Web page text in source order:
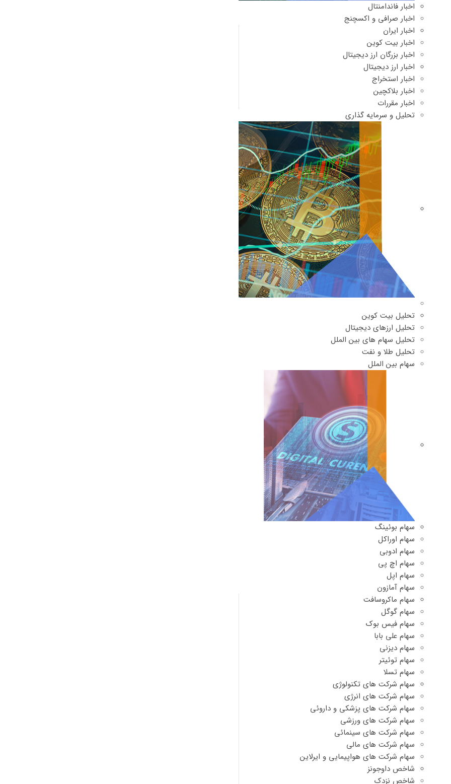
اخبار فاندامنتال
اخبار صرافی و اکسچنج
اخبار ایران
اخبار بیت کوین
اخبار بزرگان ارز دیجیتال
اخبار ارز دیجیتال
اخبار استخراج
اخبار بلاکچین
اخبار مقررات
تحلیل و سرمایه گذاری
تحلیل بیت کوین
تحلیل ارزهای دیجیتال
تحلیل سهام های بین الملل
تحلیل طلا و نفت
سهام بین الملل
سهام بوئینگ
سهام اوراکل
سهام ادوبی
سهام اچ پی
سهام اپل
سهام آمازون
سهام ماکروسافت
سهام گوگل
سهام فیس بوک
سهام علی بابا
سهام دیزنی
سهام توئیتر
سهام تسلا
سهام شرکت های تکنولوژی
سهام شرکت های انرژی
سهام شرکت های پزشکی و داروئی
سهام شرکت های ورزشی
سهام شرکت های سینمائی
سهام شرکت های مالی
سهام شرکت های هواپیمایی و ایرلاین
شاخص داوجونز
شاخص نزدک